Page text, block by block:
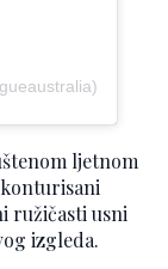
ljetnom
ružičasti usni
izgleda.